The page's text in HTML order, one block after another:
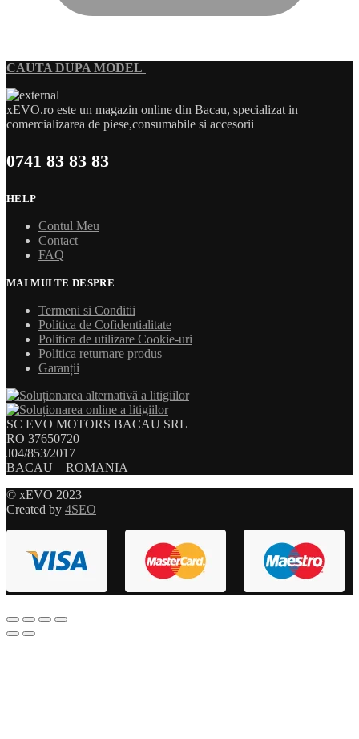
CAUTA DUPA MODEL
xEVO.ro este un magazin online din Bacau, specializat in
comercializarea de piese,consumabile si accesorii
0741 83 83 83
HELP
Contul Meu
Contact
FAQ
MAI MULTE DESPRE
Termeni si Conditii
Politica de Cofidentialitate
Politica de utilizare Cookie-uri
Politica returnare produs
Garanții
SC EVO MOTORS BACAU SRL
RO 37650720
J04/853/2017
BACAU – ROMANIA
© xEVO 2023
Created by 4SEO